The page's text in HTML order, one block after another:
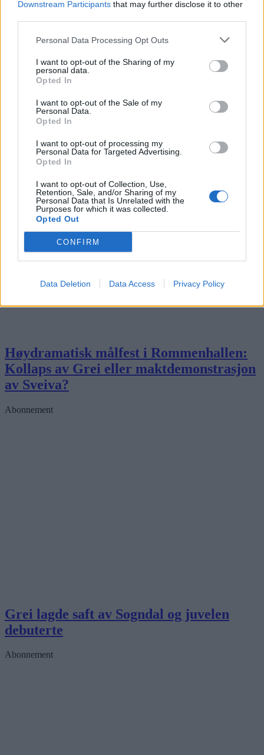
Downstream Participants that may further disclose it to other
Personal Data Processing Opt Outs
I want to opt-out of the Sharing of my
personal data.
Opted In
I want to opt-out of the Sale of my
Personal Data.
Opted In
I want to opt-out of processing my
Personal Data for Targeted Advertising.
Opted In
I want to opt-out of Collection, Use,
Retention, Sale, and/or Sharing of my
Personal Data that Is Unrelated with the
Purposes for which it was collected.
Opted Out
CONFIRM
Data Deletion Data Access Privacy Policy
Grei nektet å gi seg i Larvik
Abonnement
Høydramatisk målfest i Rommenhallen:
Kollaps av Grei eller maktdemonstrasjon
av Sveiva?
Abonnement
Grei lagde saft av Sogndal og juvelen
debuterte
Abonnement